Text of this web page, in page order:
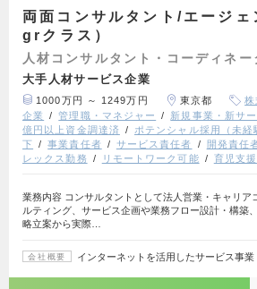
両面コンサルタント/エージェ
grクラス）
人材コンサルタント・コーディネー
大手人材サービス企業
1000万円 ～ 1249万円 東京都 株
企業
管理職・マネジャー 新規事業・新サー
億円以上資金調達済
ポテンシャル採用（未経
下
事業責任者 サービス責任者 開発責任
レックス勤務
リモートワーク可能 育児支
業務内容 コンサルタントとして法人営業・キャリア
ルティング、サービス企画や業務フロー設計・構築
略立案から実際…
会社概要 インターネットを活用したサービス事業